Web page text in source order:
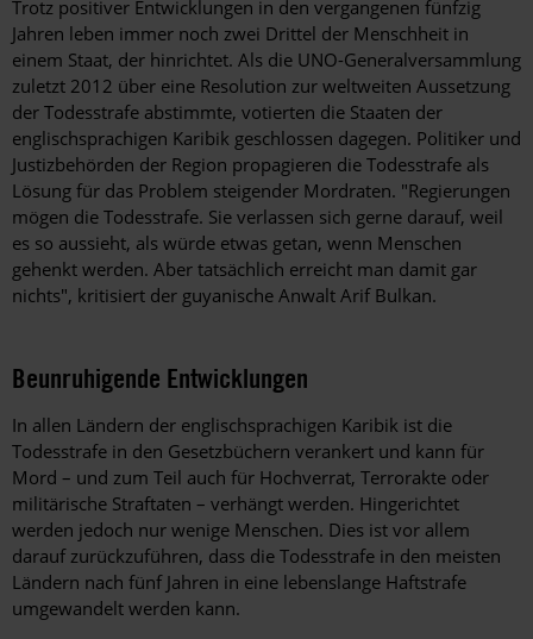
Trotz positiver Entwicklungen in den vergangenen fünfzig
Jahren leben immer noch zwei Drittel der Menschheit in
einem Staat, der hinrichtet. Als die UNO-Generalversammlung
zuletzt 2012 über eine Resolution zur weltweiten Aussetzung
der Todesstrafe abstimmte, votierten die Staaten der
englischsprachigen Karibik geschlossen dagegen. Politiker und
Justizbehörden der Region propagieren die Todesstrafe als
Lösung für das Problem steigender Mordraten. "Regierungen
mögen die Todesstrafe. Sie verlassen sich gerne darauf, weil
es so aussieht, als würde etwas getan, wenn Menschen
gehenkt werden. Aber tatsächlich erreicht man damit gar
nichts", kritisiert der guyanische Anwalt Arif Bulkan.
Beunruhigende Entwicklungen
In allen Ländern der englischsprachigen Karibik ist die
Todesstrafe in den Gesetzbüchern verankert und kann für
Mord – und zum Teil auch für Hochverrat, Terrorakte oder
militärische Straftaten – verhängt werden. Hingerichtet
werden jedoch nur wenige Menschen. Dies ist vor allem
darauf zurückzuführen, dass die Todesstrafe in den meisten
Ländern nach fünf Jahren in eine lebenslange Haftstrafe
umgewandelt werden kann.